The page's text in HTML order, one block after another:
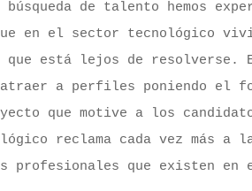
de talento hemos
en el sector tecnológico
que está lejos de
a perfiles poniendo el
que motive a los
reclama cada vez más a
profesionales que existen